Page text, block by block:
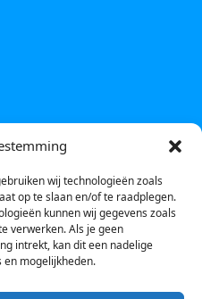
wij technologieën zoals
op te slaan en/of te raadplegen.
kunnen wij gegevens zoals
verwerken. Als je geen
intrekt, kan dit een nadelige
en mogelijkheden.